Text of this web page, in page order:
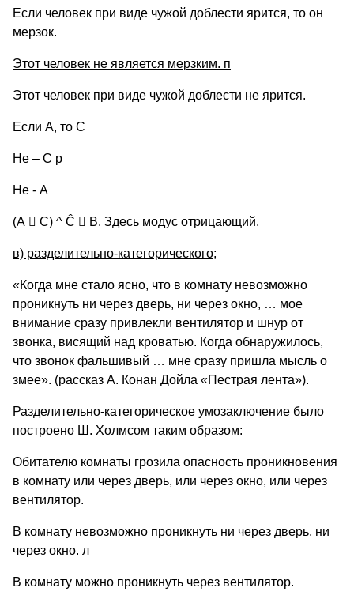
Если человек при виде чужой доблести ярится, то он
мерзок.
Этот человек не является мерзким. п
Этот человек при виде чужой доблести не ярится.
Если А, то C
Не – C р
Не - А
(А  C) ^ Ĉ  В. Здесь модус отрицающий.
в) разделительно-категорического;
«Когда мне стало ясно, что в комнату невозможно
проникнуть ни через дверь, ни через окно, … мое
внимание сразу привлекли вентилятор и шнур от
звонка, висящий над кроватью. Когда обнаружилось,
что звонок фальшивый … мне сразу пришла мысль о
змее». (рассказ А. Конан Дойла «Пестрая лента»).
Разделительно-категорическое умозаключение было
построено Ш. Холмсом таким образом:
Обитателю комнаты грозила опасность проникновения
в комнату или через дверь, или через окно, или через
вентилятор.
В комнату невозможно проникнуть ни через дверь, ни
через окно. л
В комнату можно проникнуть через вентилятор.